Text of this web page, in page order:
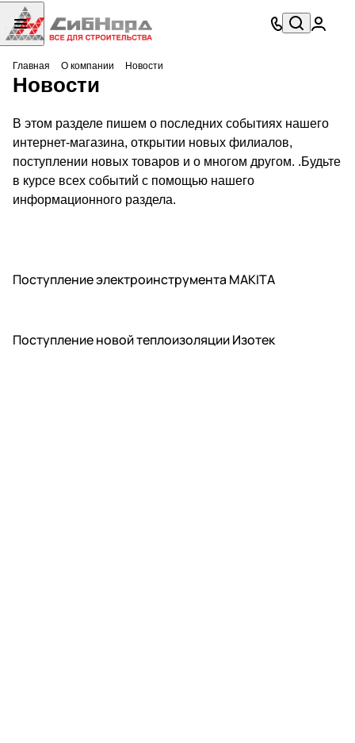
Главная О компании Новости
Новости
В этом разделе пишем о последних событиях нашего
интернет-магазина, открытии новых филиалов,
поступлении новых товаров и о многом другом. .Будьте
в курсе всех событий с помощью нашего
информационного раздела.
Поступление электроинструмента MAKITA
Поступление новой теплоизоляции Изотек